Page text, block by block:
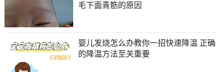
毛下面青筋的原因
婴儿发烧怎么办教你一招快速降温 正确
的降温方法至关重要